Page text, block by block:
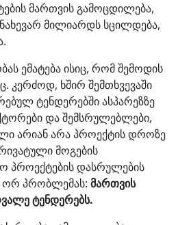
მართვის გამოცდილება,
მილიარდს სცილდება,
ემატება ისიც, რომ შემოდის
კერძოდ, ხშირ შემთხვევაში
ტენდერებში ასპარეზზე
და შემსრულებლები,
არიან არა პროექტის დროზე
მოგების
პროექტების დასრულების
ორ პრობლემას: მართვის
ტენდერებს.